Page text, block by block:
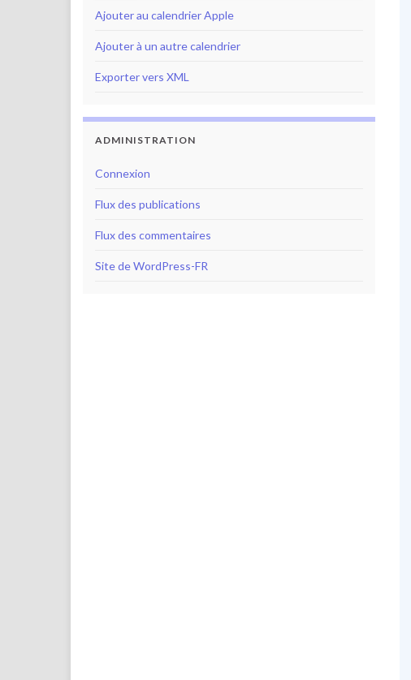
Ajouter au calendrier Apple
Ajouter à un autre calendrier
Exporter vers XML
ADMINISTRATION
Connexion
Flux des publications
Flux des commentaires
Site de WordPress-FR